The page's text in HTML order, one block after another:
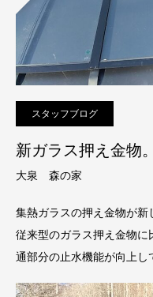
スタッフブログ
新ガラス押え金物。
大泉 森の家
集熱ガラスの押え金物が新
従来型のガラス押え金物
通部分の止水機能が向上し